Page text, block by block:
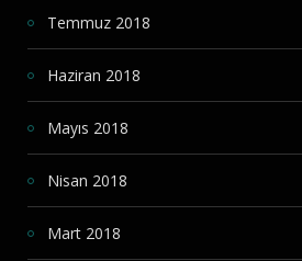
Temmuz 2018
Haziran 2018
Mayıs 2018
Nisan 2018
Mart 2018